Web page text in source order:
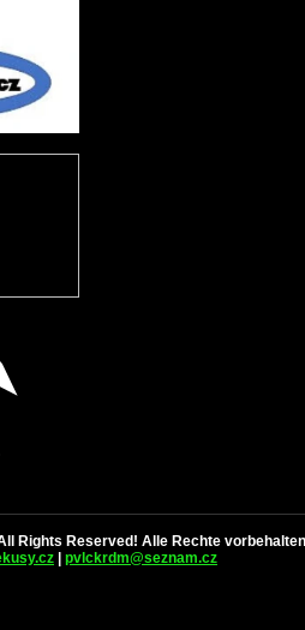
Rights Reserved! Alle Rechte
pvlckrdm@seznam.cz